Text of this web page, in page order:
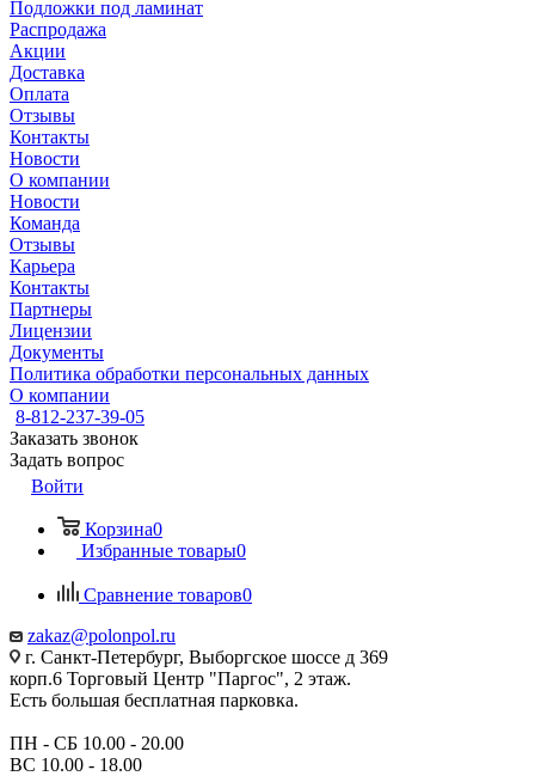
Подложки под ламинат
Распродажа
Акции
Доставка
Оплата
Отзывы
Контакты
Новости
О компании
Новости
Команда
Отзывы
Карьера
Контакты
Партнеры
Лицензии
Документы
Политика обработки персональных данных
О компании
8-812-237-39-05
Заказать звонок
Задать вопрос
Войти
Корзина0
Избранные товары0
Сравнение товаров0
zakaz@polonpol.ru
г. Санкт-Петербург, Выборгское шоссе д 369
корп.6 Торговый Центр "Паргос", 2 этаж.
Есть большая бесплатная парковка.
ПН - СБ 10.00 - 20.00
ВС 10.00 - 18.00